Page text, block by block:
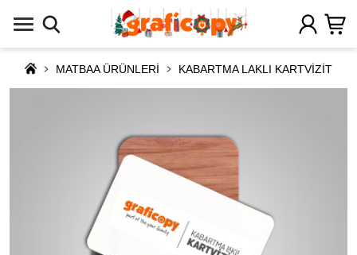
MATBAA ÜRÜNLERİ KABARTMA LAKLI KARTVİZİT